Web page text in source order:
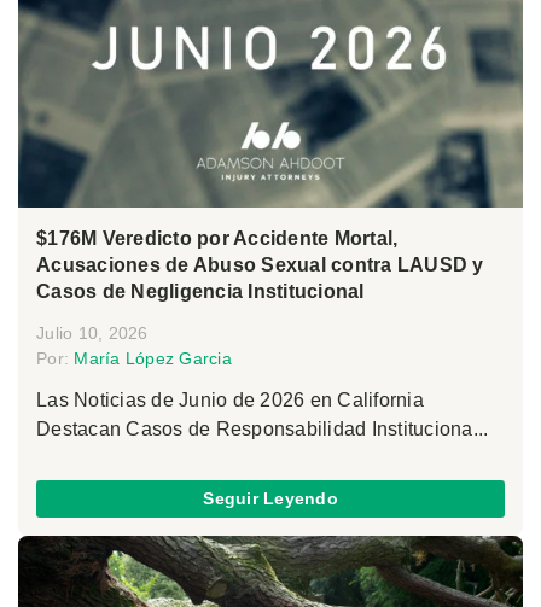
$176M Veredicto por Accidente Mortal,
Acusaciones de Abuso Sexual contra LAUSD y
Casos de Negligencia Institucional
Julio 10, 2026
Por: María López Garcia
Las Noticias de Junio de 2026 en California
Destacan Casos de Responsabilidad Instituciona...
Seguir Leyendo